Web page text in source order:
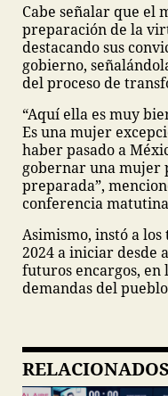
Cabe señalar que el
preparación de la
destacando sus
gobierno,
del proceso de
“Aquí ella es muy
Es una mujer
haber pasado a
gobernar una mujer
preparada”,
conferencia
Asimismo, instó a
2024 a iniciar desde
futuros encargos,
demandas del
RELACIONADOS